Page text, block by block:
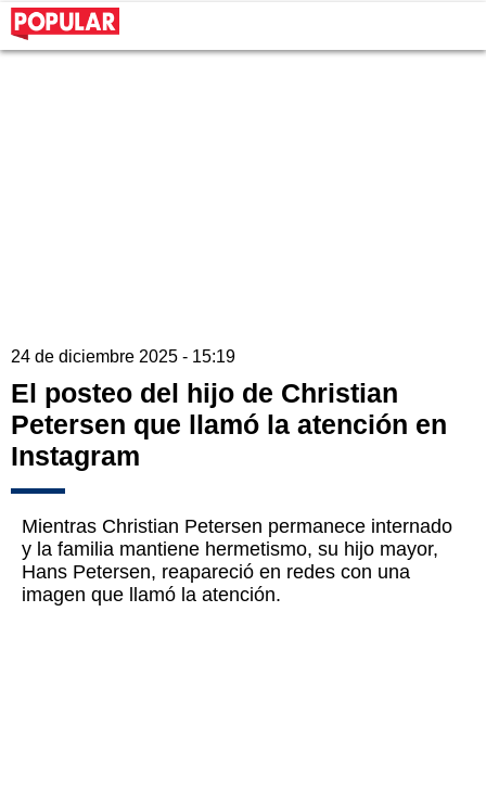
24 de diciembre 2025 - 15:19
El posteo del hijo de Christian
Petersen que llamó la atención en
Instagram
Mientras Christian Petersen permanece internado
y la familia mantiene hermetismo, su hijo mayor,
Hans Petersen, reapareció en redes con una
imagen que llamó la atención.